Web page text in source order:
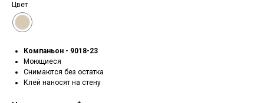
Цвет
Компаньон - 9018-23
Моющиеся
Снимаются без остатка
Клей наносят на стену